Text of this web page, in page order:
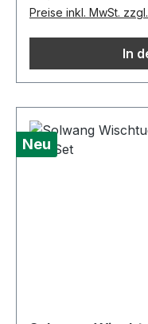
Preise inkl. MwSt.
In
Neu